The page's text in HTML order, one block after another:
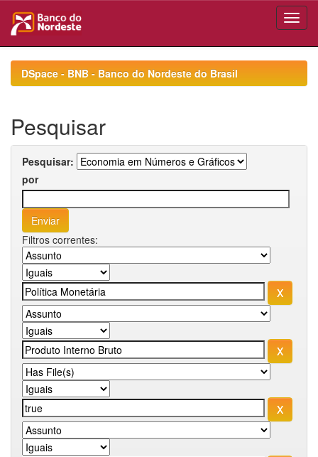
navigationDSpace - BNB - Banco do Nordeste do Brasil
Pesquisar
Pesquisar:
por
Filtros correntes: